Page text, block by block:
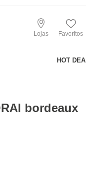
Lojas Favoritos
HOT
bordeaux